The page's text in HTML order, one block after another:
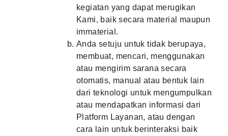
kegiatan yang dapat merugikan
Kami, baik secara material maupun
immaterial.
Anda setuju untuk tidak berupaya,
membuat, mencari, menggunakan
atau mengirim sarana secara
otomatis, manual atau bentuk lain
dari teknologi untuk mengumpulkan
atau mendapatkan informasi dari
Platform Layanan, atau dengan
cara lain untuk berinteraksi baik